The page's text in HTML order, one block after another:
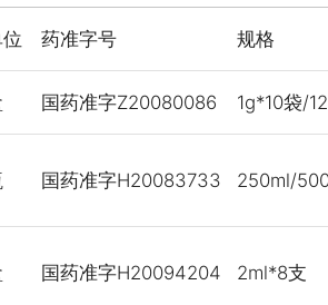
药准字号 规格
国药准字Z20080086 1g*10袋/
国药准字H20083733 250ml/
国药准字H20094204 2ml*8支